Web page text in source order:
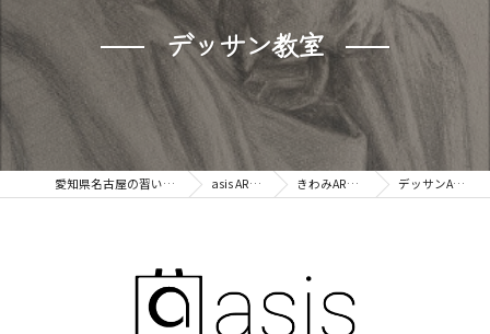
デッサン教室
愛知県名古屋の習い事ならasis asis ART 教室 きわみARTコース デッサンART教室